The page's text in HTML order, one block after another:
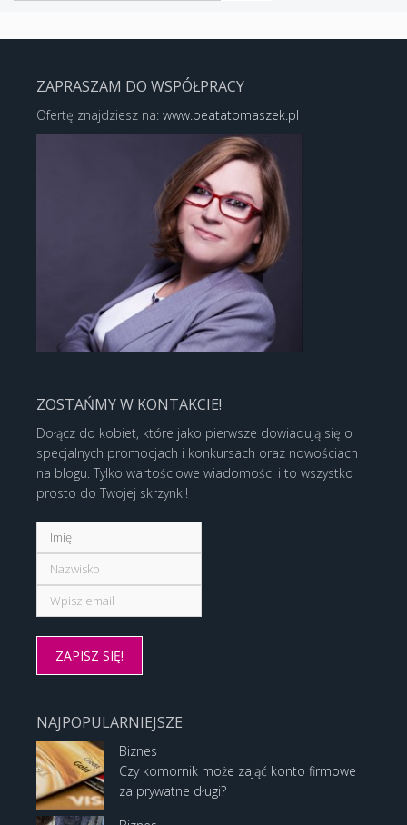
ZAPRASZAM DO WSPÓŁPRACY
Ofertę znajdziesz na: www.beatatomaszek.pl
ZOSTAŃMY W KONTAKCIE!
Dołącz do kobiet, które jako pierwsze dowiadują się o
specjalnych promocjach i konkursach oraz nowościach
na blogu. Tylko wartościowe wiadomości i to wszystko
prosto do Twojej skrzynki!
NAJPOPULARNIEJSZE
Biznes
Czy komornik może zająć konto firmowe
za prywatne długi?